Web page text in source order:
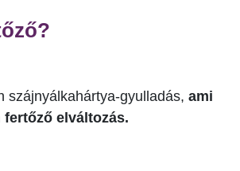
szájnyálkahártya-gyulladás, ami
elváltozás.